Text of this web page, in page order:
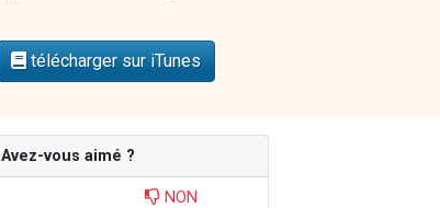
télécharger sur iTunes
Avez-vous aimé ?
NON